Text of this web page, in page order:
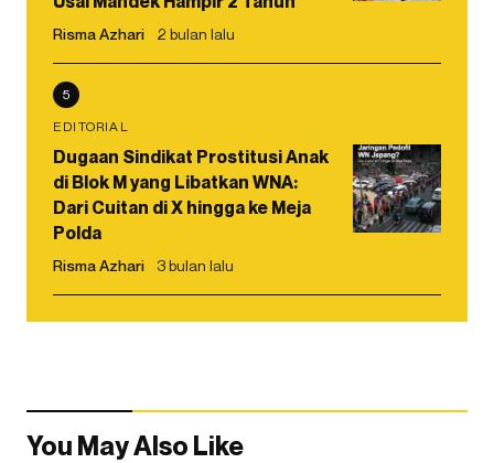
Risma Azhari 2 bulan lalu
5
EDITORIAL
Dugaan Sindikat Prostitusi Anak
di Blok M yang Libatkan WNA:
Dari Cuitan di X hingga ke Meja
Polda
Risma Azhari 3 bulan lalu
You May Also Like